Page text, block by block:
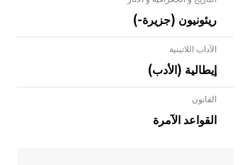
ريئونيون (جزيرة-)
الآداب اللاتينية
إيطالية (الأدب)
القانون
القواعد الآمرة
- هل تعلم أن الأبلق نوع من الفنون
الهندسية التي ارتبطت بالعمارة الإسلامية
في بلاد الشام ومصر خاصة، حيث يحرص